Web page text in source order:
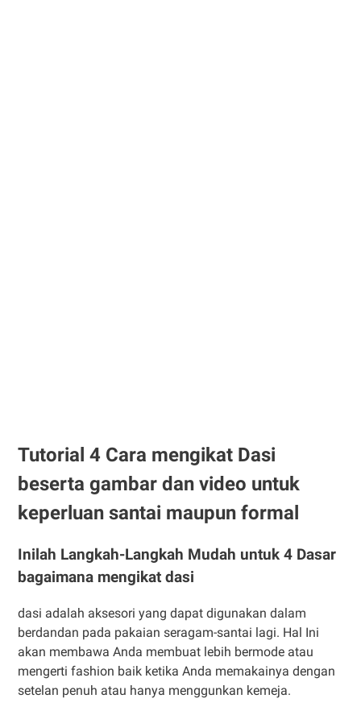
Tutorial 4 Cara mengikat Dasi
beserta gambar dan video untuk
keperluan santai maupun formal
Inilah Langkah-Langkah Mudah untuk 4 Dasar
bagaimana mengikat dasi
dasi adalah aksesori yang dapat digunakan dalam
berdandan pada pakaian seragam-santai lagi. Hal Ini
akan membawa Anda membuat lebih bermode atau
mengerti fashion baik ketika Anda memakainya dengan
setelan penuh atau hanya menggunkan kemeja.